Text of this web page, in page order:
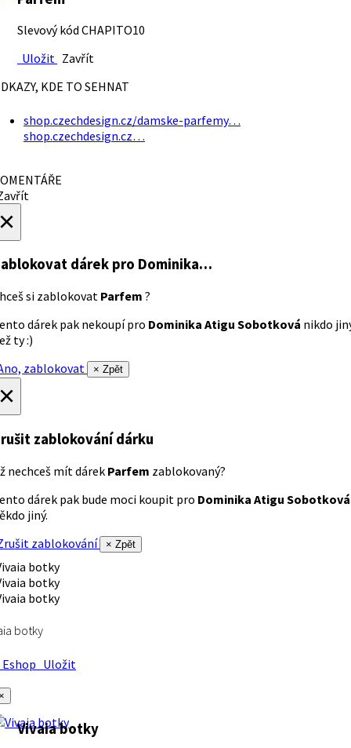
Slevový kód CHAPITO10
Uložit Zavřít
KDE TO SEHNAT
shop.czechdesign.cz/damske-parfemy…
shop.czechdesign.cz…
dárek pro Dominika…
si zablokovat Parfem ?
dárek pak nekoupí pro Dominika Atigu Sobotková nikdo
ty :)
zablokovat
× Zpět
zablokování dárku
nechceš mít dárek Parfem zablokovaný?
dárek pak bude moci koupit pro Dominika Atigu Sobotková
jiný.
zablokování
× Zpět
botky
Uložit
Vivaia botky